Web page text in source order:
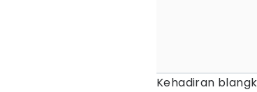
Kehadiran